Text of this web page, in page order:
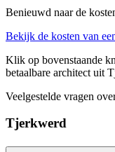
Benieuwd naar de
Bekijk de kosten van
Klik op bovenstaande
betaalbare architect uit
Veelgestelde vragen
Tjerkwerd